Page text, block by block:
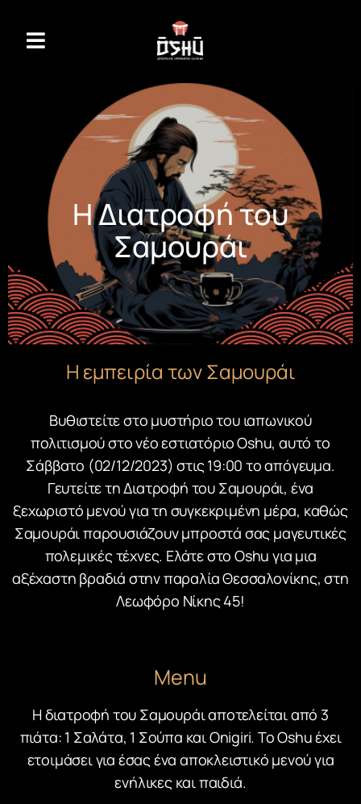
Η Διατροφή του
Σαμουράι
Η εμπειρία των Σαμουράι
Βυθιστείτε στο μυστήριο του ιαπωνικού
πολιτισμού στο νέο εστιατόριο Oshu, αυτό το
Σάββατο (02/12/2023) στις 19:00 το απόγευμα.
Γευτείτε τη Διατροφή του Σαμουράι, ένα
ξεχωριστό μενού για τη συγκεκριμένη μέρα, καθώς
Σαμουράι παρουσιάζουν μπροστά σας μαγευτικές
πολεμικές τέχνες. Ελάτε στο Oshu για μια
αξέχαστη βραδιά στην παραλία Θεσσαλονίκης, στη
Λεωφόρο Νίκης 45!
Menu
Η διατροφή του Σαμουράι αποτελείται από 3
πιάτα: 1 Σαλάτα, 1 Σούπα και Onigiri. Το Oshu έχει
ετοιμάσει για έσας ένα αποκλειστικό μενού για
ενήλικες και παιδιά.